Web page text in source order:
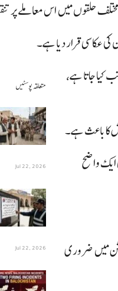
کی عکاسی قرار دیا ہے۔
متعلقہ پوسٹیں
Jul 22, 2026
Jul 22, 2026
کیا جاتا ہے،
کا باعث ہے۔
ایک واضح
میں ضروری